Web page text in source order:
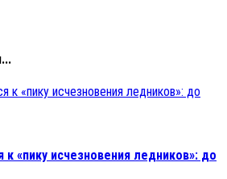
к «пику исчезновения ледников»: до